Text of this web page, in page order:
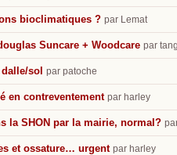
bioclimatiques ? par Lemat
Suncare + Woodcare par
sol par patoche
en contreventement par harley
la SHON par la mairie, normal?
et ossature… urgent par harley